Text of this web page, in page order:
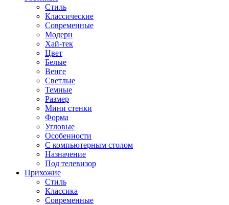
Стиль
Классические
Современные
Модерн
Хай-тек
Цвет
Белые
Венге
Светлые
Темные
Размер
Мини стенки
Форма
Угловые
Особенности
С компьютерным столом
Назначение
Под телевизор
Прихожие
Стиль
Классика
Современные